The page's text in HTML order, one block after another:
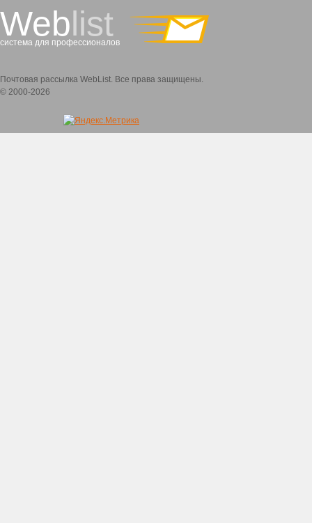
Weblist
система для профессионалов
Почтовая рассылка WebList. Все права защищены.
© 2000-2026